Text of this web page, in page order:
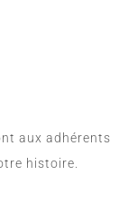
aux adhérents
histoire.